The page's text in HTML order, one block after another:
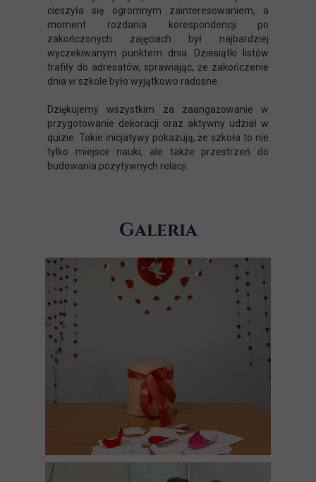
cieszyła się ogromnym zainteresowaniem, a
moment rozdania korespondencji po
zakończonych zajęciach był najbardziej
wyczekiwanym punktem dnia. Dziesiątki listów
trafiły do adresatów, sprawiając, że zakończenie
dnia w szkole było wyjątkowo radosne.
Dziękujemy wszystkim za zaangażowanie w
przygotowanie dekoracji oraz aktywny udział w
quizie. Takie inicjatywy pokazują, że szkoła to nie
tylko miejsce nauki, ale także przestrzeń do
budowania pozytywnych relacji.
Galeria